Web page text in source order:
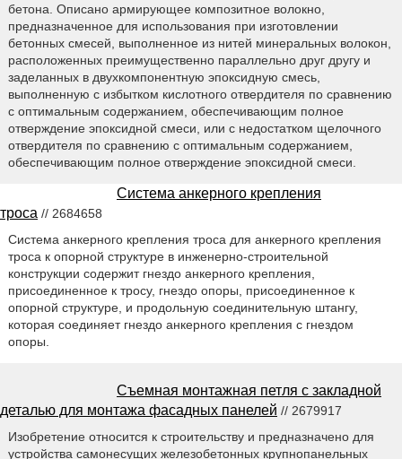
бетона. Описано армирующее композитное волокно,
предназначенное для использования при изготовлении
бетонных смесей, выполненное из нитей минеральных волокон,
расположенных преимущественно параллельно друг другу и
заделанных в двухкомпонентную эпоксидную смесь,
выполненную с избытком кислотного отвердителя по сравнению
с оптимальным содержанием, обеспечивающим полное
отверждение эпоксидной смеси, или с недостатком щелочного
отвердителя по сравнению с оптимальным содержанием,
обеспечивающим полное отверждение эпоксидной смеси.
Система анкерного крепления
троса // 2684658
Система анкерного крепления троса для анкерного крепления
троса к опорной структуре в инженерно-строительной
конструкции содержит гнездо анкерного крепления,
присоединенное к тросу, гнездо опоры, присоединенное к
опорной структуре, и продольную соединительную штангу,
которая соединяет гнездо анкерного крепления с гнездом
опоры.
Съемная монтажная петля с закладной
деталью для монтажа фасадных панелей // 2679917
Изобретение относится к строительству и предназначено для
устройства самонесущих железобетонных крупнопанельных